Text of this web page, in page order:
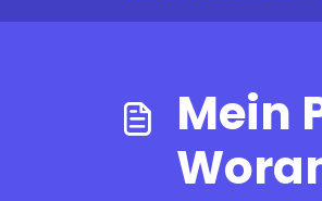
Mein